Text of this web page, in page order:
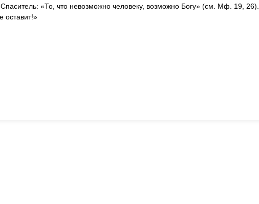
«То, что невозможно человеку, возможно Богу» (см. Мф. 19,
оставит!»